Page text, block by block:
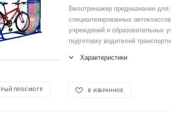
ПРОСМОТР
Велотренажер предназначен для
специализированных
учреждений и образовательных
подготовку водителей
Характеристики
В ИЗБРАННОЕ